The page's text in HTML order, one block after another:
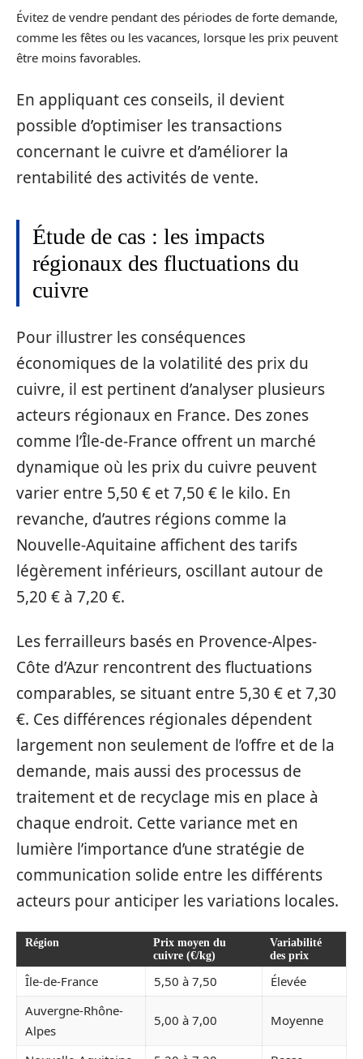
Évitez de vendre pendant des périodes de forte demande,
comme les fêtes ou les vacances, lorsque les prix peuvent
être moins favorables.
En appliquant ces conseils, il devient
possible d’optimiser les transactions
concernant le cuivre et d’améliorer la
rentabilité des activités de vente.
Étude de cas : les impacts
régionaux des fluctuations du
cuivre
Pour illustrer les conséquences
économiques de la volatilité des prix du
cuivre, il est pertinent d’analyser plusieurs
acteurs régionaux en France. Des zones
comme l’Île-de-France offrent un marché
dynamique où les prix du cuivre peuvent
varier entre 5,50 € et 7,50 € le kilo. En
revanche, d’autres régions comme la
Nouvelle-Aquitaine affichent des tarifs
légèrement inférieurs, oscillant autour de
5,20 € à 7,20 €.
Les ferrailleurs basés en Provence-Alpes-
Côte d’Azur rencontrent des fluctuations
comparables, se situant entre 5,30 € et 7,30
€. Ces différences régionales dépendent
largement non seulement de l’offre et de la
demande, mais aussi des processus de
traitement et de recyclage mis en place à
chaque endroit. Cette variance met en
lumière l’importance d’une stratégie de
communication solide entre les différents
acteurs pour anticiper les variations locales.
Région
Prix moyen du
cuivre (€/kg)
Variabilité
des prix
Île-de-France 5,50 à 7,50
Élevée
Auvergne-Rhône-
Alpes
5,00 à 7,00 Moyenne